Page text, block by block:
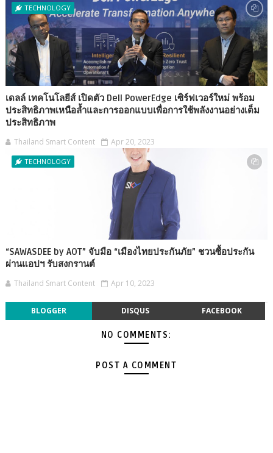
TECHNOLOGY
เดลล์ เทคโนโลยีส์ เปิดตัว Dell PowerEdge เซิร์ฟเวอร์ใหม่ พร้อม
ประสิทธิภาพเหนือล้ำและการออกแบบเพื่อการใช้พลังงานอย่างเต็ม
ประสิทธิภาพ
Thailand Smart Content Apr 20, 2023
TECHNOLOGY
“SAWASDEE by AOT” จับมือ “เมืองไทยประกันภัย” ชวนซื้อประกัน
ผ่านแอปฯ รับสงกรานต์
Thailand Smart Content Apr 10, 2023
BLOGGER DISQUS FACEBOOK
NO COMMENTS:
POST A COMMENT